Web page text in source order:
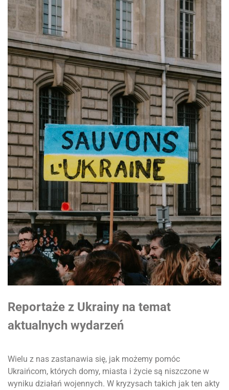
Reportaże z Ukrainy na temat
aktualnych wydarzeń
Wielu z nas zastanawia się, jak możemy pomóc
Ukraińcom, których domy, miasta i życie są niszczone w
wyniku działań wojennych. W kryzysach takich jak ten akty